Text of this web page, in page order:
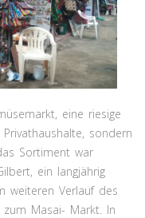
eine riesige
sondern
Sortiment war
ein langjährig
weiteren Verlauf des
Masai- Markt. In